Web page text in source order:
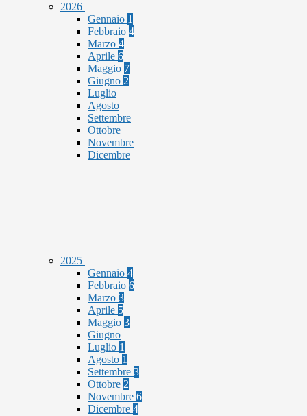
2026
Gennaio 1
Febbraio 4
Marzo 4
Aprile 6
Maggio 7
Giugno 2
Luglio
Agosto
Settembre
Ottobre
Novembre
Dicembre
2025
Gennaio 4
Febbraio 6
Marzo 3
Aprile 5
Maggio 3
Giugno
Luglio 1
Agosto 1
Settembre 3
Ottobre 2
Novembre 6
Dicembre 4